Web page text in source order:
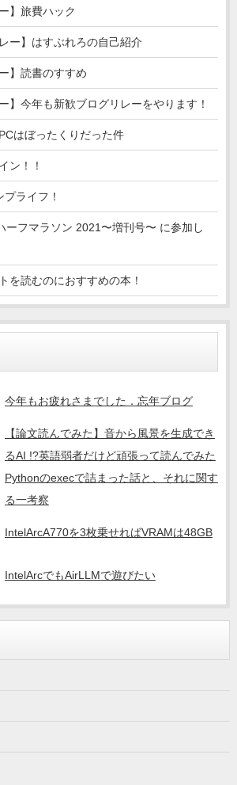
】旅費ハック
ー】はすぶれろの自己紹介
】読書のすすめ
】今年も新歓ブログリレーをやります！
はぼったくりだった件
ン！！
ライフ！
ーフマラソン 2021〜増刊号〜 に参加し
を読むのにおすすめの本！
今年もお疲れさまでした．忘年ブログ
【論文読んでみた】音から風景を生成でき
るAI !?英語弱者だけど頑張って読んでみた
Pythonのexecで詰まった話と、それに関す
る一考察
IntelArcA770を3枚乗せればVRAMは48GB
IntelArcでもAirLLMで遊びたい